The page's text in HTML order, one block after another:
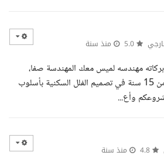
منذ سنة
مهندسه لميس معك المهندسة صفا،
مصممة داخلية بخبرة أكثر من 15 سنة في تصميم الفلل السكنية بأسلوب
وأع...
منذ سنة